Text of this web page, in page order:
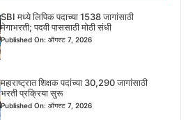
SBI मध्ये लिपिक पदाच्या 1538 जागांसाठी
मेगाभरती; पदवी पाससाठी मोठी संधी
Published On: ऑगस्ट 7, 2026
महाराष्ट्रात शिक्षक पदांच्या 30,290 जागांसाठी
भरती प्रक्रिया सुरू
Published On: ऑगस्ट 7, 2026